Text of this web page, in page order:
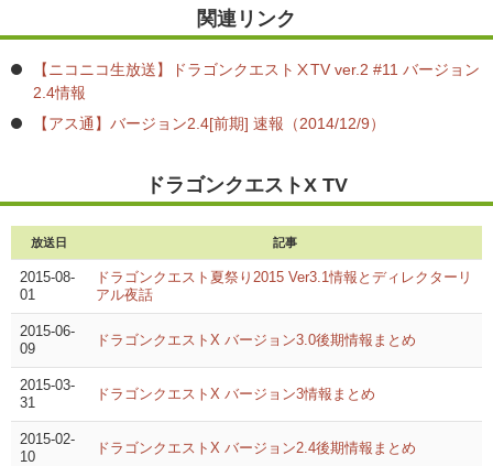
関連リンク
【ニコニコ生放送】ドラゴンクエストⅩTV ver.2 #11 バージョン
2.4情報
【アス通】バージョン2.4[前期] 速報（2014/12/9）
ドラゴンクエストX TV
放送日 記事
2015-08-
01
ドラゴンクエスト夏祭り2015 Ver3.1情報とディレクターリ
アル夜話
2015-06-
09
ドラゴンクエストX バージョン3.0後期情報まとめ
2015-03-
31
ドラゴンクエストX バージョン3情報まとめ
2015-02-
10
ドラゴンクエストX バージョン2.4後期情報まとめ